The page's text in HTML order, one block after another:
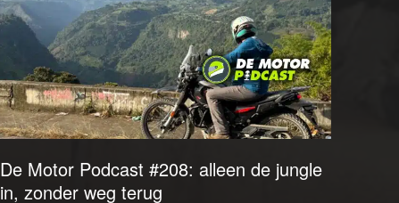
De Motor Podcast #208: alleen de jungle
in, zonder weg terug